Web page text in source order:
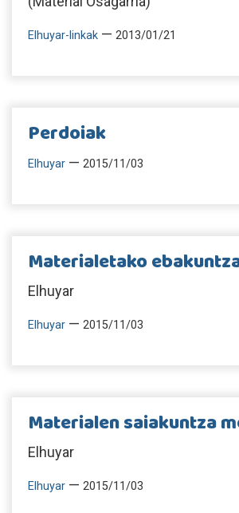
Elhuyar-linkak — 2013/01/21
Perdoiak
Elhuyar — 2015/11/03
Materialetako
Elhuyar
Elhuyar — 2015/11/03
Materialen saiakuntza
Elhuyar
Elhuyar — 2015/11/03